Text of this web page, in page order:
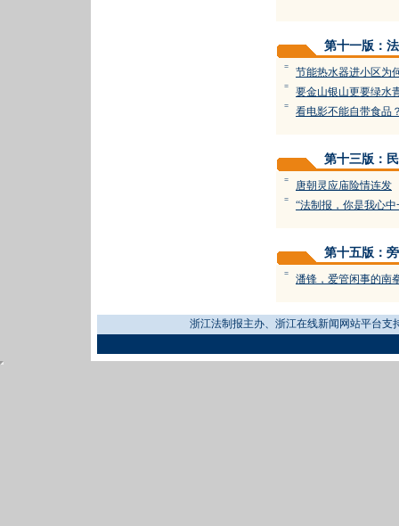
第十一版：
= 节能热水器进小区为
= 要金山银山更要绿水
= 看电影不能自带食品
第十三版：
= 唐朝灵应庙险情连发
= “法制报，你是我心中
第十五版：
= 潘锋，爱管闲事的南
浙江法制报主办、浙江在线新闻网站平台